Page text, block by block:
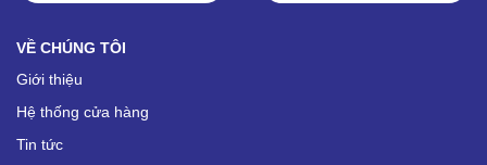
VỀ CHÚNG TÔI
Giới thiệu
Hệ thống cửa hàng
Tin tức